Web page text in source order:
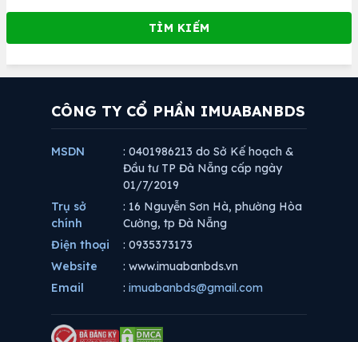
CÔNG TY CỔ PHẦN IMUABANBDS
MSDN
: 0401986213 do Sở Kế hoạch &
Đầu tư TP Đà Nẵng cấp ngày
01/7/2019
Trụ sở
chính
: 16 Nguyễn Sơn Hà, phường Hòa
Cường, tp Đà Nẵng
Điện thoại
: 0935373173
Website
: www.imuabanbds.vn
Email
: imuabanbds@gmail.com